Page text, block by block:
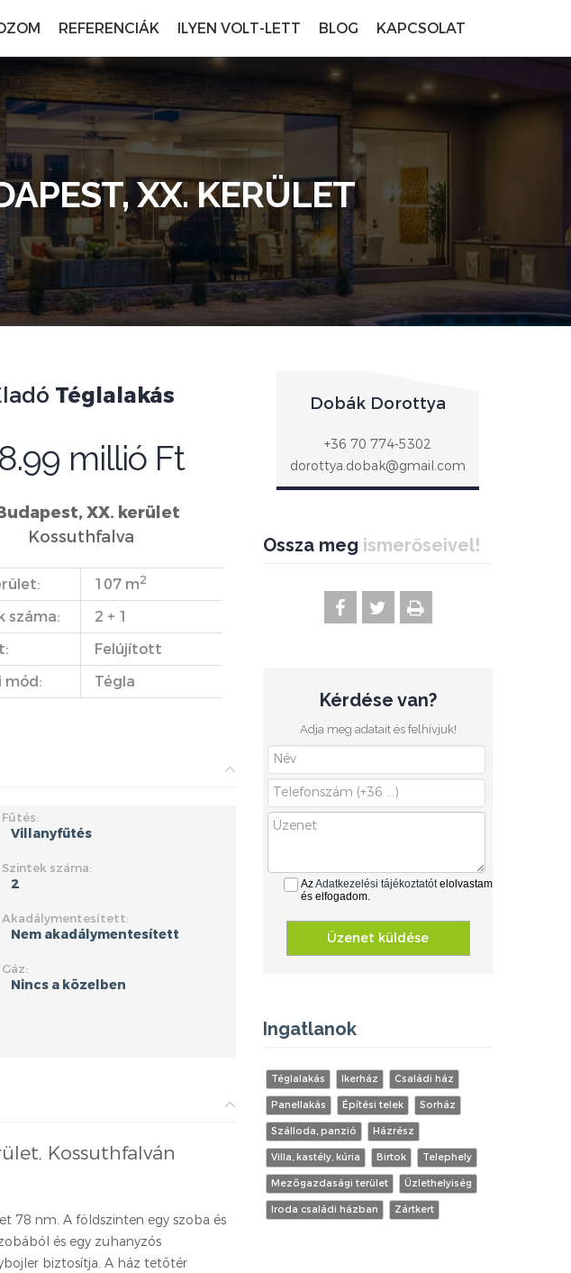
REFERENCIÁK ILYEN VOLT-LETT BLOG KAPCSOLAT
XX. KERÜLET
Téglalakás
millió Ft
XX. kerület
Kossuthfalva
107 m2
száma:
2 + 1
Felújított
mód:
Tégla
Fűtés:
Villanyfűtés
Szintek száma:
2
Akadálymentesített:
Nem akadálymentesített
Gáz:
Nincs a közelben
Kossuthfalván
78 nm. A földszinten egy szoba és
és egy zuhanyzós
biztosítja. A ház tetőtér
Dobák Dorottya
+36 70 774-5302
dorottya.dobak@gmail.com
Ossza meg ismerőseivel!
Kérdése van?
Adja meg adatait és felhívjuk!
AzAdatkezelési tájékoztatótelolvastam
és elfogadom.
Üzenet küldése
Ingatlanok
Téglalakás Ikerház Családi ház
Panellakás Építési telek Sorház
Szálloda, panzió Házrész
Villa, kastély, kúria Birtok Telephely
Mezőgazdasági terület Üzlethelyiség
Iroda családi házban Zártkert